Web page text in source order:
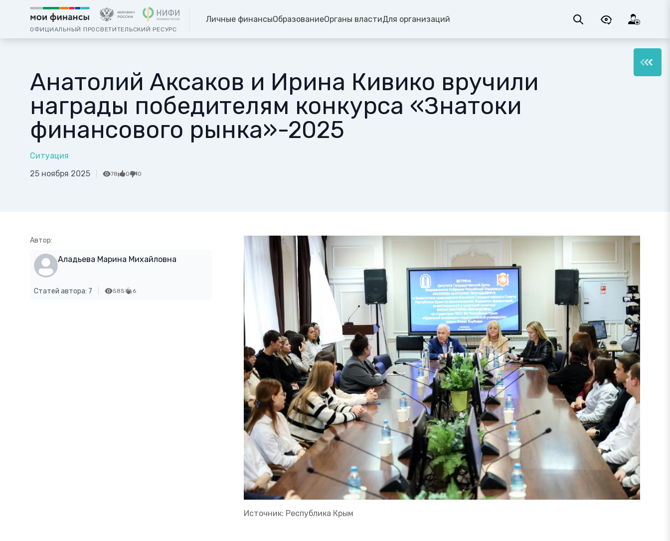
ОФИЦИАЛЬНЫЙ ПРОСВЕТИТЕЛЬСКИЙ РЕСУРС
Личные финансыОбразованиеОрганы властиДля организаций
Анатолий Аксаков и Ирина Кивико вручили
награды победителям конкурса «Знатоки
финансового рынка»-2025
Ситуация
25 ноября 2025
78 0 0
Автор:
Аладьева Марина Михайловна
Статей автора: 7 585 6
Источник: Республика Крым